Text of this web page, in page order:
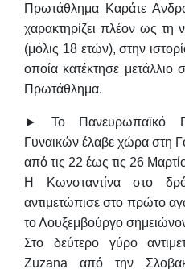
Πρωτάθλημα Καράτε
χαρακτηρίζει πλέον ως τη
(μόλις 18 ετών), στην
οποία κατέκτησε
Πρωτάθλημα.
► Το Πανευρωπαϊκό
Γυναικών έλαβε χώρα στη
από τις 22 έως τις 26
Η Κωνσταντίνα στο
αντιμετώπισε στο πρώτο
το Λουξεμβούργο
Στο δεύτερο γύρο
Ζuzana από την